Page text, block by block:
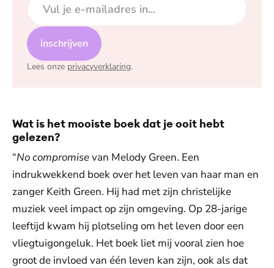
inschrijven
Lees onze privacyverklaring.
Wat is het mooiste boek dat je ooit hebt
gelezen?
“No compromisevan Melody Green. Een
indrukwekkend boek over het leven van haar man en
zanger Keith Green. Hij had met zijn christelijke
muziek veel impact op zijn omgeving. Op 28-jarige
leeftijd kwam hij plotseling om het leven door een
vliegtuigongeluk. Het boek liet mij vooral zien hoe
groot de invloed van één leven kan zijn, ook als dat